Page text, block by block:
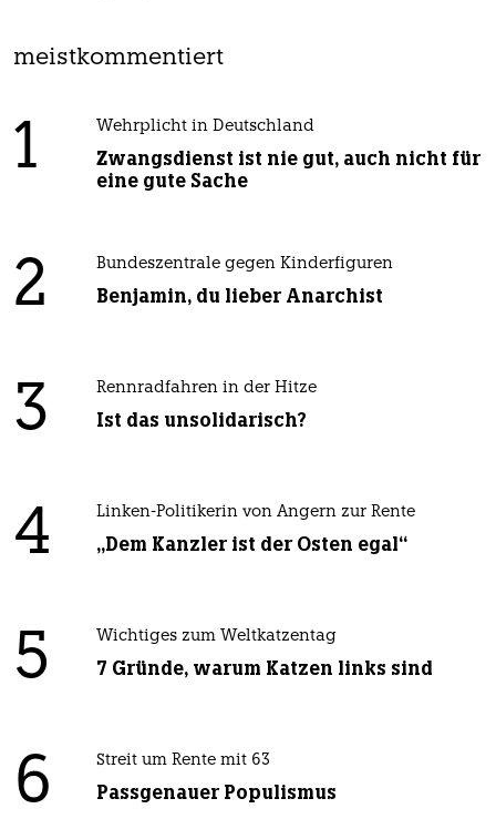
meistkommentiert
1 Wehrplicht in Deutschland
Zwangsdienst ist nie gut, auch nicht für
eine gute Sache
2 Bundeszentrale gegen Kinderfiguren
Benjamin, du lieber Anarchist
3 Rennradfahren in der Hitze
Ist das unsolidarisch?
4 Linken-Politikerin von Angern zur Rente
„Dem Kanzler ist der Osten egal“
5 Wichtiges zum Weltkatzentag
7 Gründe, warum Katzen links sind
6 Streit um Rente mit 63
Passgenauer Populismus